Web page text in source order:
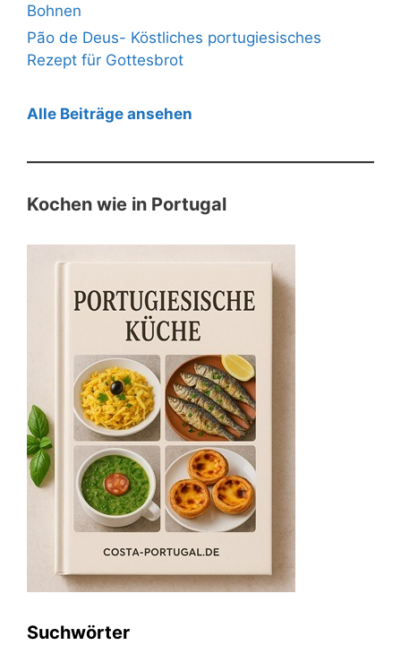
Bohnen
Pão de Deus- Köstliches portugiesisches
Rezept für Gottesbrot
Alle Beiträge ansehen
Kochen wie in Portugal
Suchwörter